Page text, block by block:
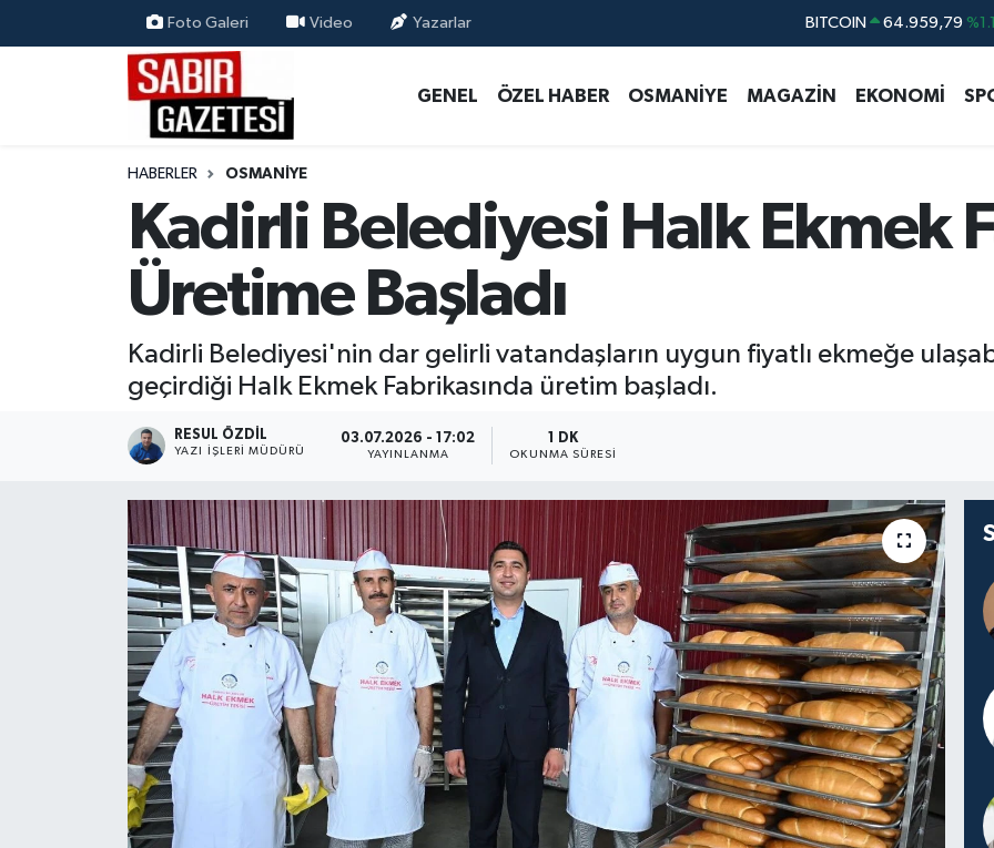
Foto Galeri Video Yazarlar DOLAR 47,7436
STERLİN 64,4811
BITCOIN 64.959,79
GENEL ÖZEL HABER OSMANİYE MAGAZİN EKONOMİ
HABERLER OSMANIYE
Kadirli Belediyesi Halk Ekmek
Üretime Başladı
Kadirli Belediyesi'nin dar gelirli vatandaşların uygun fiyatlı ekmeğe
geçirdiği Halk Ekmek Fabrikasında üretim başladı.
RESUL ÖZDIL
YAZI İŞLERI MÜDÜRÜ
03.07.2026 - 17:02
YAYINLANMA
1 DK
OKUNMA SÜRESI
ÖZEL HABER
MAGAZİN
EKONOMİ
RESMİ İLANLAR
Osmaniye Nöbetçi Eczaneler
Osmaniye Hava Durumu
Osmaniye Trafik Yoğunluk Haritası
Süper Lig Puan Durumu ve Fikstür
Tüm Manşetler
Son Dakika Haberleri
Haber Arşivi